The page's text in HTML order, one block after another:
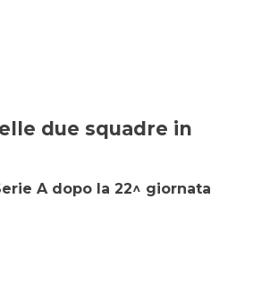
due squadre in
A dopo la 22^ giornata